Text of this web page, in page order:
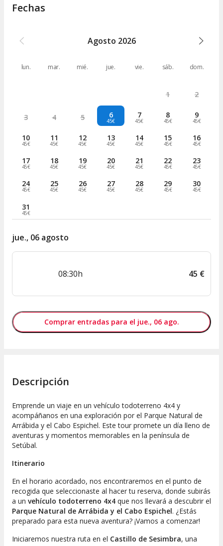
Fechas
Agosto 2026
lun. mar. mié. jue. vie. sáb. dom.
1 2
3 4 5 6
45€
7
45€
8
45€
9
45€
10
45€
11
45€
12
45€
13
45€
14
45€
15
45€
16
45€
17
45€
18
45€
19
45€
20
45€
21
45€
22
45€
23
45€
24
45€
25
45€
26
45€
27
45€
28
45€
29
45€
30
45€
31
45€
jue., 06 agosto
08:30h 45 €
Comprar entradas para el jue., 06 ago.
Descripción
Emprende un viaje en un vehículo todoterreno 4x4 y
acompáñanos en una exploración por el Parque Natural de
Arrábida y el Cabo Espichel. Este tour promete un día lleno de
aventuras y momentos memorables en la península de
Setúbal.
Itinerario
En el horario acordado, nos encontraremos en el punto de
recogida que seleccionaste al hacer tu reserva, donde subirás
a un vehículo todoterreno 4x4 que nos llevará a descubrir el
Parque Natural de Arrábida y el Cabo Espichel. ¿Estás
preparado para esta nueva aventura? ¡Vamos a comenzar!
Iniciaremos nuestra ruta en el Castillo de Sesimbra, una